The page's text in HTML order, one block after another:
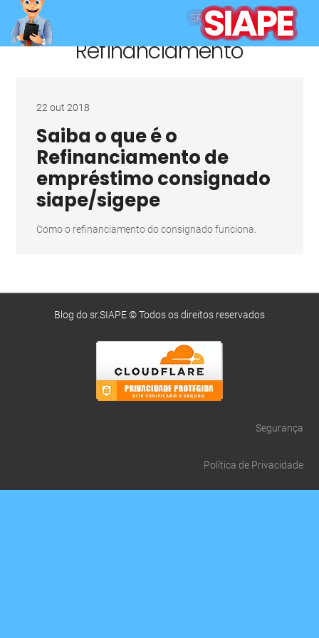
SR.SIAPE
Refinanciamento
22 out 2018
Saiba o que é o
Refinanciamento de
empréstimo consignado
siape/sigepe
Como o refinanciamento do consignado funciona.
Blog do sr.SIAPE © Todos os direitos reservados
Segurança
Política de Privacidade